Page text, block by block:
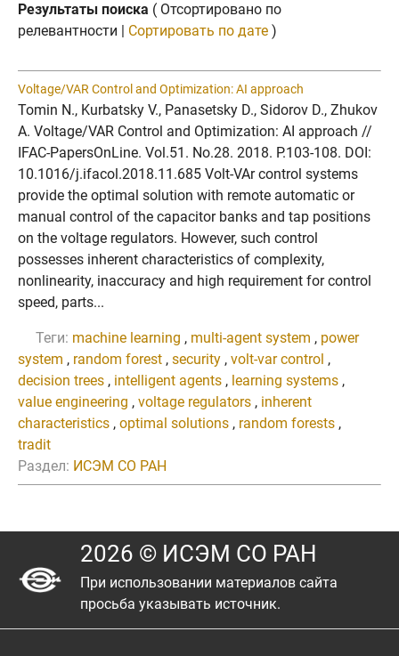
Результаты поиска ( Отсортировано по
релевантности | Сортировать по дате )
Voltage/VAR Control and Optimization: AI approach
Tomin N., Kurbatsky V., Panasetsky D., Sidorov D., Zhukov
A. Voltage/VAR Control and Optimization: AI approach //
IFAC-PapersOnLine. Vol.51. No.28. 2018. P.103-108. DOI:
10.1016/j.ifacol.2018.11.685 Volt-VAr control systems
provide the optimal solution with remote automatic or
manual control of the capacitor banks and tap positions
on the voltage regulators. However, such control
possesses inherent characteristics of complexity,
nonlinearity, inaccuracy and high requirement for control
speed, parts...
Теги: machine learning , multi-agent system , power
system , random forest , security , volt-var control ,
decision trees , intelligent agents , learning systems ,
value engineering , voltage regulators , inherent
characteristics , optimal solutions , random forests ,
tradit
Раздел: ИСЭМ СО РАН
2026 © ИСЭМ СО РАН
При использовании материалов сайта
просьба указывать источник.